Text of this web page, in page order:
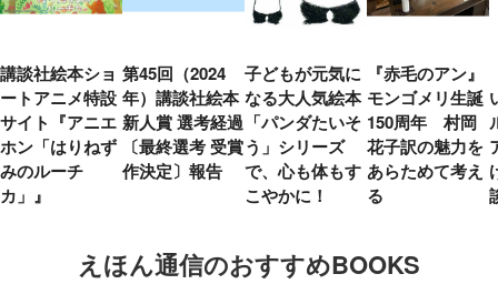
講談社絵本ショ
ートアニメ特設
サイト『アニエ
ホン「はりねず
みのルーチ
カ」』
第45回（2024
年）講談社絵本
新人賞 選考経過
〔最終選考 受賞
作決定〕報告
子どもが元気に
なる大人気絵本
「パンダたいそ
う」シリーズ
で、心も体もす
こやかに！
『赤毛のアン』
モンゴメリ生誕
150周年 村岡
花子訳の魅力を
あらためて考え
る
えほん通信のおすすめBOOKS